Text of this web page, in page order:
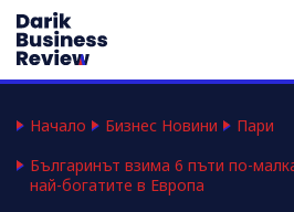
Начало Бизнес Новини
Пари
Българинът взима 6 пъти по-
най-богатите в Европа